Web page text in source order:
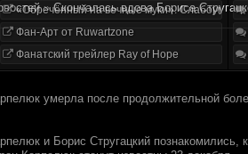
«Обречённый на вечные муки». Слабоумие и
Фан-Арт от Ruwartzone
Фанатский трейлер Ray of Hope
» Скончалась вдова Бориса
умерла после продолжительной
и Борис Стругацкий познакомились,